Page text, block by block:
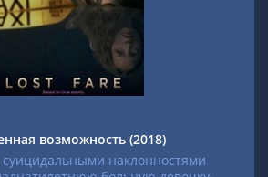
возможность (2018)
суицидальными наклонностями